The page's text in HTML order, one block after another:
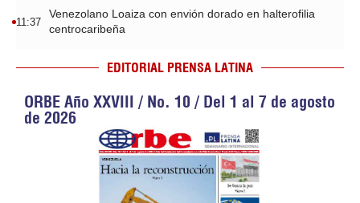
11:37
Venezolano Loaiza con envión dorado en halterofilia
centrocaribeña
EDITORIAL PRENSA LATINA
ORBE Año XXVIII / No. 10 / Del 1 al 7 de agosto
de 2026